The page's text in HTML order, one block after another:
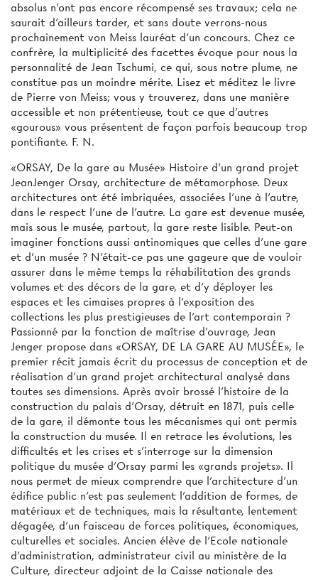
absolus n'ont pas encore récompensé ses travaux; cela ne
saurait d'ailleurs tarder, et sans doute verrons-nous
prochainement von Meiss lauréat d'un concours. Chez ce
confrère, la multiplicité des facettes évoque pour nous la
personnalité de Jean Tschumi, ce qui, sous notre plume, ne
constitue pas un moindre mérite. Lisez et méditez le livre
de Pierre von Meiss; vous y trouverez, dans une manière
accessible et non prétentieuse, tout ce que d'autres
«gourous» vous présentent de façon parfois beaucoup trop
pontifiante. F. N.
«ORSAY, De la gare au Musée» Histoire d'un grand projet
JeanJenger Orsay, architecture de métamorphose. Deux
architectures ont été imbriquées, associées l'une à l'autre,
dans le respect l'une de l'autre. La gare est devenue musée,
mais sous le musée, partout, la gare reste lisible. Peut-on
imaginer fonctions aussi antinomiques que celles d'une gare
et d'un musée ? N'était-ce pas une gageure que de vouloir
assurer dans le même temps la réhabilitation des grands
volumes et des décors de la gare, et d'y déployer les
espaces et les cimaises propres à l'exposition des
collections les plus prestigieuses de l'art contemporain ?
Passionné par la fonction de maîtrise d’ouvrage, Jean
Jenger propose dans «ORSAY, DE LA GARE AU MUSÉE», le
premier récit jamais écrit du processus de conception et de
réalisation d'un grand projet architectural analysé dans
toutes ses dimensions. Après avoir brossé l'histoire de la
construction du palais d'Orsay, détruit en 1871, puis celle
de la gare, il démonte tous les mécanismes qui ont permis
la construction du musée. Il en retrace les évolutions, les
difficultés et les crises et s'interroge sur la dimension
politique du musée d'Orsay parmi les «grands projets». Il
nous permet de mieux comprendre que l'architecture d'un
édifice public n'est pas seulement l'addition de formes, de
matériaux et de techniques, mais la résultante, lentement
dégagée, d'un faisceau de forces politiques, économiques,
culturelles et sociales. Ancien élève de l'Ecole nationale
d'administration, administrateur civil au ministère de la
Culture, directeur adjoint de la Caisse nationale des